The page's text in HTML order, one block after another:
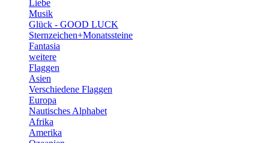
Liebe
Musik
Glück - GOOD LUCK
Sternzeichen+Monatssteine
Fantasia
weitere
Flaggen
Asien
Verschiedene Flaggen
Europa
Nautisches Alphabet
Afrika
Amerika